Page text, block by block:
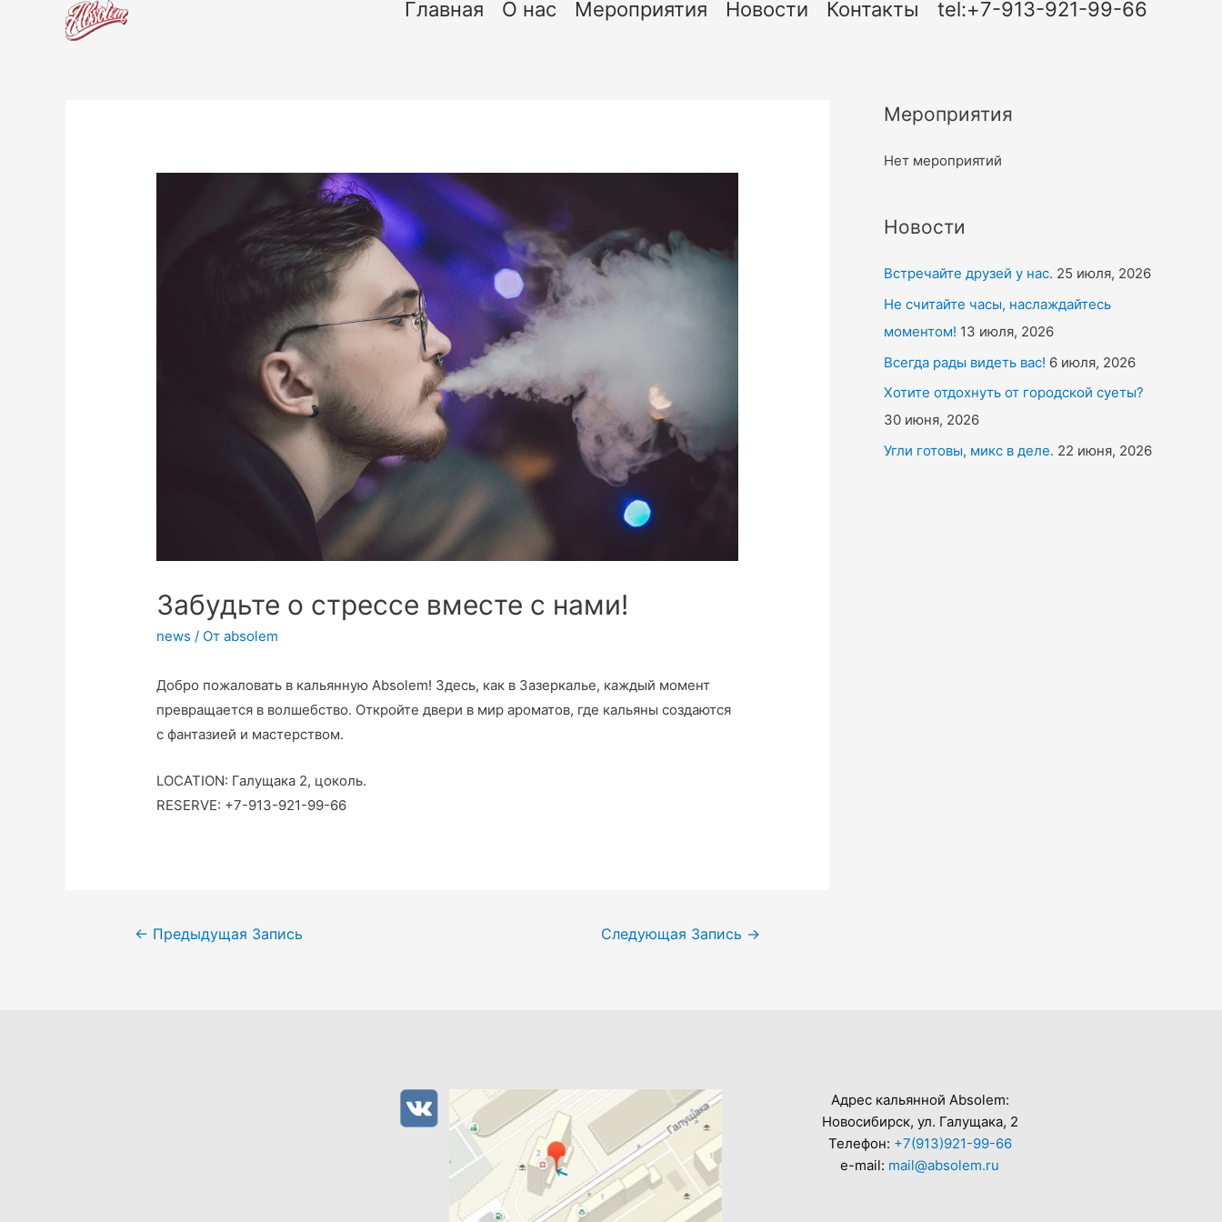
Главная О нас Мероприятия Новости Контакты tel:+7-913-921-99-66
Забудьте о стрессе вместе с нами!
news / От absolem
Добро пожаловать в кальянную Absolem! Здесь, как в Зазеркалье, каждый момент
превращается в волшебство. Откройте двери в мир ароматов, где кальяны создаются
с фантазией и мастерством.
LOCATION: Галущака 2, цоколь.
RESERVE: +7-913-921-99-66
← Предыдущая Запись Следующая Запись →
Мероприятия
Нет мероприятий
Новости
Встречайте друзей у нас. 25 июля, 2026
Не считайте часы, наслаждайтесь
моментом! 13 июля, 2026
Всегда рады видеть вас! 6 июля, 2026
Хотите отдохнуть от городской суеты?
30 июня, 2026
Угли готовы, микс в деле. 22 июня, 2026
Адрес кальянной Absolem:
Новосибирск, ул. Галущака, 2
Телефон: +7(913)921-99-66
e-mail: mail@absolem.ru